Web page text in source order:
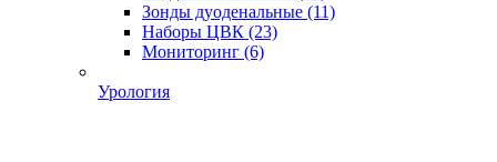
Зонды дуоденальные (11)
Наборы ЦВК (23)
Мониторинг (6)
Урология